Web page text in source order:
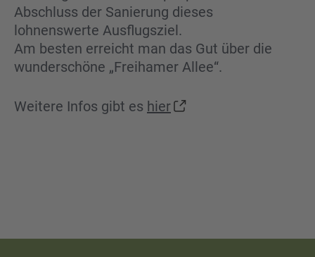
Abschluss der Sanierung dieses
lohnenswerte Ausflugsziel.
Am besten erreicht man das Gut über die
wunderschöne „Freihamer Allee“.
Weitere Infos gibt es hier